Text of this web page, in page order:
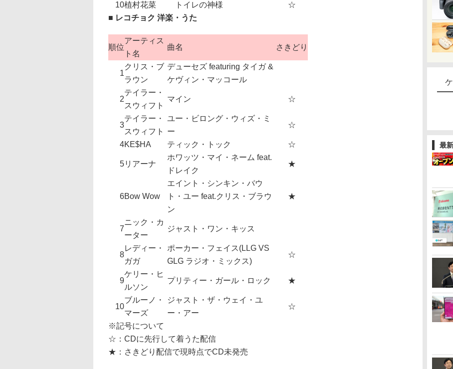
最
10植村花菜 トイレの神様
☆
■ レコチョク 洋楽・うた
順位
アーティス
ト名
曲名 さきどり
1
クリス・ブ
ラウン
デューセズ featuring タイガ &
ケヴィン・マッコール
2
テイラー・
スウィフト
マイン ☆
3
テイラー・
スウィフト
ユー・ビロング・ウィズ・ミ
ー
☆
4KE$HA ティック・トック ☆
5リアーナ
ホワッツ・マイ・ネーム feat.
ドレイク
★
6Bow Wow
エイント・シンキン・バウ
ト・ユー feat.クリス・ブラウ
ン
★
7
ニック・カ
ーター
ジャスト・ワン・キッス
8
レディー・
ガガ
ポーカー・フェイス(LLG VS
GLG ラジオ・ミックス)
☆
9
ケリー・ヒ
ルソン
プリティー・ガール・ロック ★
10
ブルーノ・
マーズ
ジャスト・ザ・ウェイ・ユ
ー・アー
☆
※記号について
☆：CDに先行して着うた配信
★：さきどり配信で現時点でCD未発売